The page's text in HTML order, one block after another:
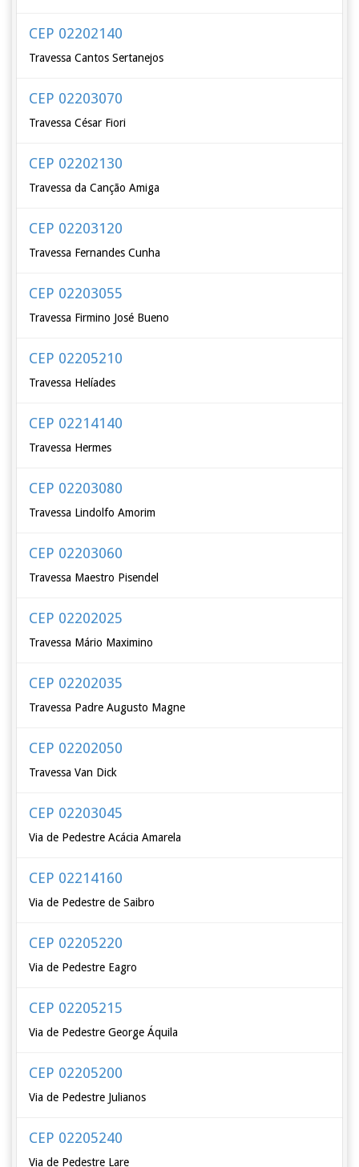
CEP 02202140
Travessa Cantos Sertanejos
CEP 02203070
Travessa César Fiori
CEP 02202130
Travessa da Canção Amiga
CEP 02203120
Travessa Fernandes Cunha
CEP 02203055
Travessa Firmino José Bueno
CEP 02205210
Travessa Helíades
CEP 02214140
Travessa Hermes
CEP 02203080
Travessa Lindolfo Amorim
CEP 02203060
Travessa Maestro Pisendel
CEP 02202025
Travessa Mário Maximino
CEP 02202035
Travessa Padre Augusto Magne
CEP 02202050
Travessa Van Dick
CEP 02203045
Via de Pedestre Acácia Amarela
CEP 02214160
Via de Pedestre de Saibro
CEP 02205220
Via de Pedestre Eagro
CEP 02205215
Via de Pedestre George Áquila
CEP 02205200
Via de Pedestre Julianos
CEP 02205240
Via de Pedestre Lare